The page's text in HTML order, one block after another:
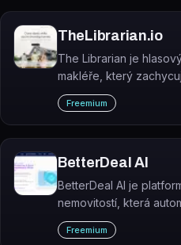
TheLibrarian.io
The Librarian je
makléře, který
automatizuje follow-
Freemium
BetterDeal AI
BetterDeal AI je
nemovitostí, která
odesílá nabídky na
ARV, cap rate, cash
Freemium